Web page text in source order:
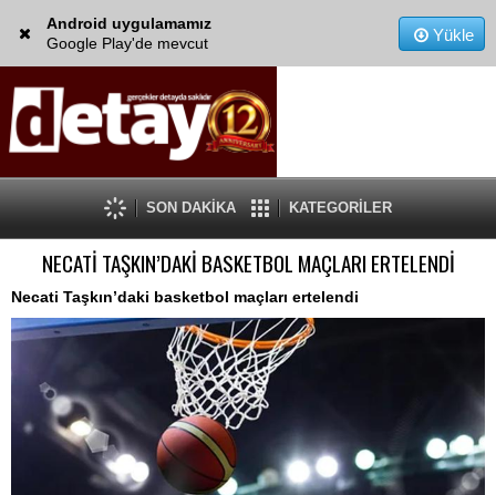
Android uygulamamız
Google Play'de mevcut
Yükle
SON DAKİKA KATEGORİLER
NECATİ TAŞKIN’DAKİ BASKETBOL MAÇLARI ERTELENDİ
Necati Taşkın’daki basketbol maçları ertelendi